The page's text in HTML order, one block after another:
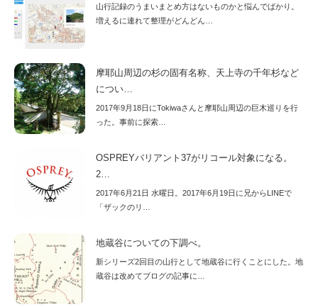
山行記録のうまいまとめ方はないものかと悩んでばかり。
増えるに連れて整理がどんどん…
摩耶山周辺の杉の固有名称、天上寺の千年杉など
につい…
2017年9月18日にTokiwaさんと摩耶山周辺の巨木巡りを行
った。事前に探索…
OSPREYバリアント37がリコール対象になる。
2…
2017年6月21日 水曜日。2017年6月19日に兄からLINEで
「ザックのリ…
地蔵谷についての下調べ。
新シリーズ2回目の山行として地蔵谷に行くことにした。地
蔵谷は改めてブログの記事に…